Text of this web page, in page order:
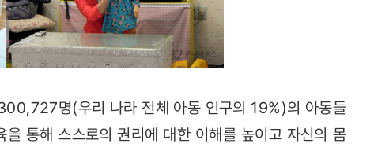
명(우리 나라 전체 아동 인구의 19%)의 아동들
통해 스스로의 권리에 대한 이해를 높이고 자신의 몸